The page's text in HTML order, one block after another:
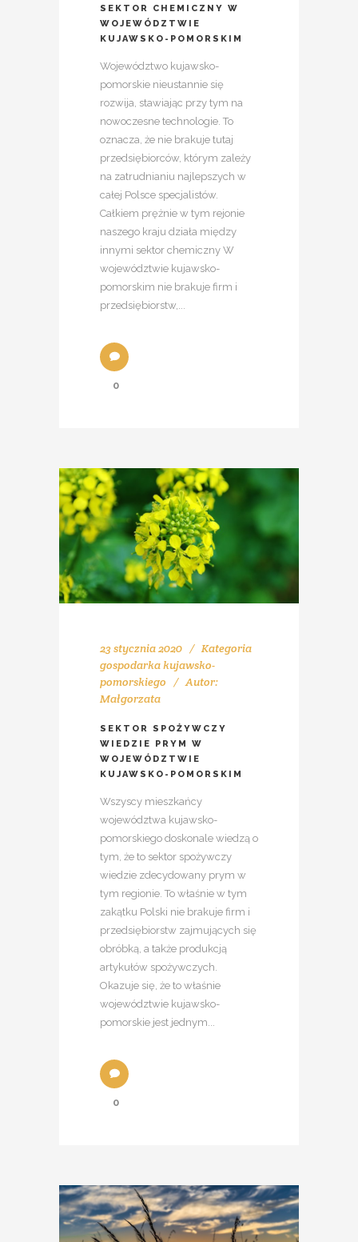
SEKTOR CHEMICZNY W
WOJEWÓDZTWIE
KUJAWSKO-POMORSKIM
Województwo kujawsko-
pomorskie nieustannie się
rozwija, stawiając przy tym na
nowoczesne technologie. To
oznacza, że nie brakuje tutaj
przedsiębiorców, którym zależy
na zatrudnianiu najlepszych w
całej Polsce specjalistów.
Całkiem prężnie w tym rejonie
naszego kraju działa między
innymi sektor chemiczny W
województwie kujawsko-
pomorskim nie brakuje firm i
przedsiębiorstw,...
0
23 stycznia 2020
Kategoria
gospodarka kujawsko-
pomorskiego
Autor:
Małgorzata
SEKTOR SPOŻYWCZY
WIEDZIE PRYM W
WOJEWÓDZTWIE
KUJAWSKO-POMORSKIM
Wszyscy mieszkańcy
województwa kujawsko-
pomorskiego doskonale wiedzą o
tym, że to sektor spożywczy
wiedzie zdecydowany prym w
tym regionie. To właśnie w tym
zakątku Polski nie brakuje firm i
przedsiębiorstw zajmujących się
obróbką, a także produkcją
artykułów spożywczych.
Okazuje się, że to właśnie
województwie kujawsko-
pomorskie jest jednym...
0